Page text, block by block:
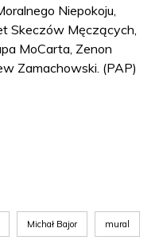
Niepokoju,
Skeczów Męczących,
MoCarta, Zenon
Zamachowski. (PAP)
Michał Bajor mural